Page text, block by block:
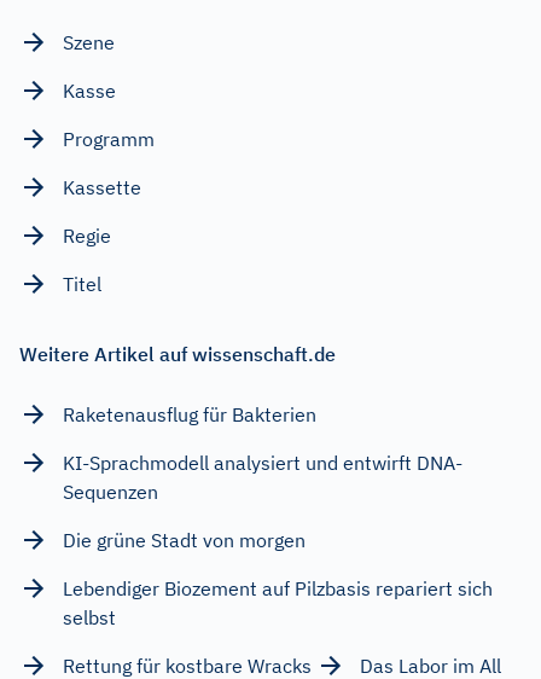
Szene
Kasse
Programm
Kassette
Regie
Titel
Weitere Artikel auf wissenschaft.de
Raketenausflug für Bakterien
KI-Sprachmodell analysiert und entwirft DNA-
Sequenzen
Die grüne Stadt von morgen
Lebendiger Biozement auf Pilzbasis repariert sich
selbst
Rettung für kostbare Wracks
Das Labor im All